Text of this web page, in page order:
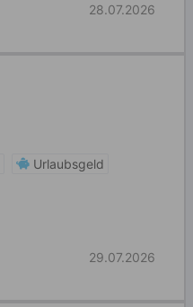
28.07.2026
Urlaubsgeld
29.07.2026